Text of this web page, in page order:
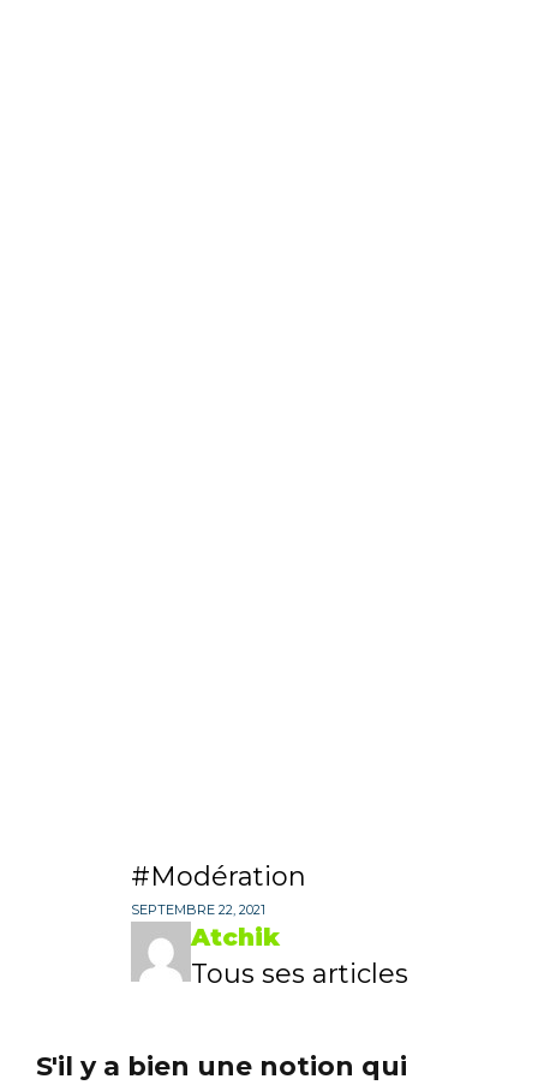
Modération
SEPTEMBRE 22, 2021
Atchik
Tous ses articles
S'il y a bien une notion qui